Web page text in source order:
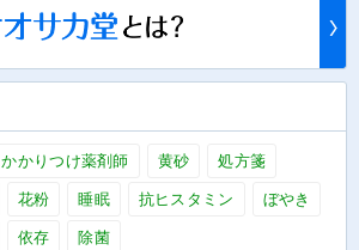
かかりつけ薬剤師 黄砂
処方箋
花粉 睡眠 抗ヒスタミン
ぼやき
依存 除菌